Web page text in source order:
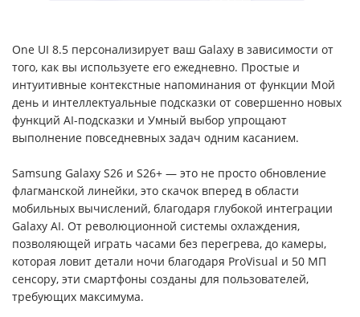
One UI 8.5 персонализирует ваш Galaxy в зависимости от
того, как вы используете его ежедневно. Простые и
интуитивные контекстные напоминания от функции Мой
день и интеллектуальные подсказки от совершенно новых
функций AI-подсказки и Умный выбор упрощают
выполнение повседневных задач одним касанием.
Samsung Galaxy S26 и S26+ — это не просто обновление
флагманской линейки, это скачок вперед в области
мобильных вычислений, благодаря глубокой интеграции
Galaxy AI. От революционной системы охлаждения,
позволяющей играть часами без перегрева, до камеры,
которая ловит детали ночи благодаря ProVisual и 50 МП
сенсору, эти смартфоны созданы для пользователей,
требующих максимума.